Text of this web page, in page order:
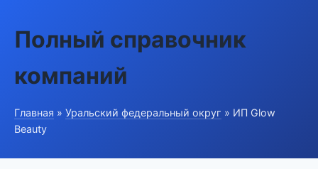
Полный справочник
компаний
Главная » Уральский федеральный округ » ИП Glow
Beauty